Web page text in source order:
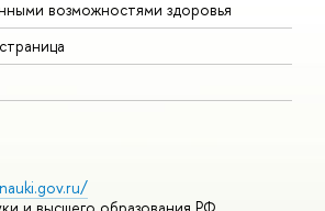
возможностями здоровья